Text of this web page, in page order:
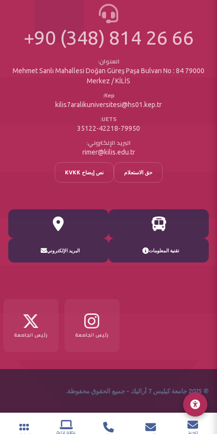
البريد الإلكتروني تقنية المعلومات
خطط وبرامج وتقارير الجامعة
النماذج المطبوعة
مديرية الشؤون الكتابية
نظام بولونيا (نظام معلومات المقررات)
مشاريع المسؤولية الاجتماعية
+90 (348) 814 26 66
العنوان:
Mehmet Sanlı Mahallesi Doğan Güreş Paşa Bulvarı No : 84 79000
Merkez / KİLİS
Kep:
kilis7aralikuniversitesi@hs01.kep.tr
UETS:
35122-42218-79950
البريد الإلكتروني:
rimer@kilis.edu.tr
نص إيضاح KVKK حق الاستعلام
رئيس الجامعة رئيس الجامعة
© 2025 جامعة كيليس 7 أراليك - جميع الحقوق محفوظة.
البريد نظام إدارة